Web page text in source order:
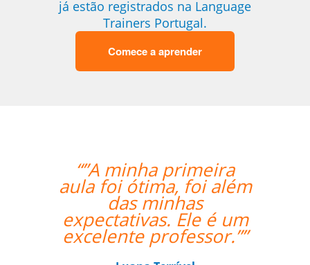
já estão registrados na Language
Trainers Portugal.
Comece a aprender
minha primeira
foi ótima, foi além
das minhas
Ele é um
professor.””
“”Everything
amazing!
much for your
Nathan